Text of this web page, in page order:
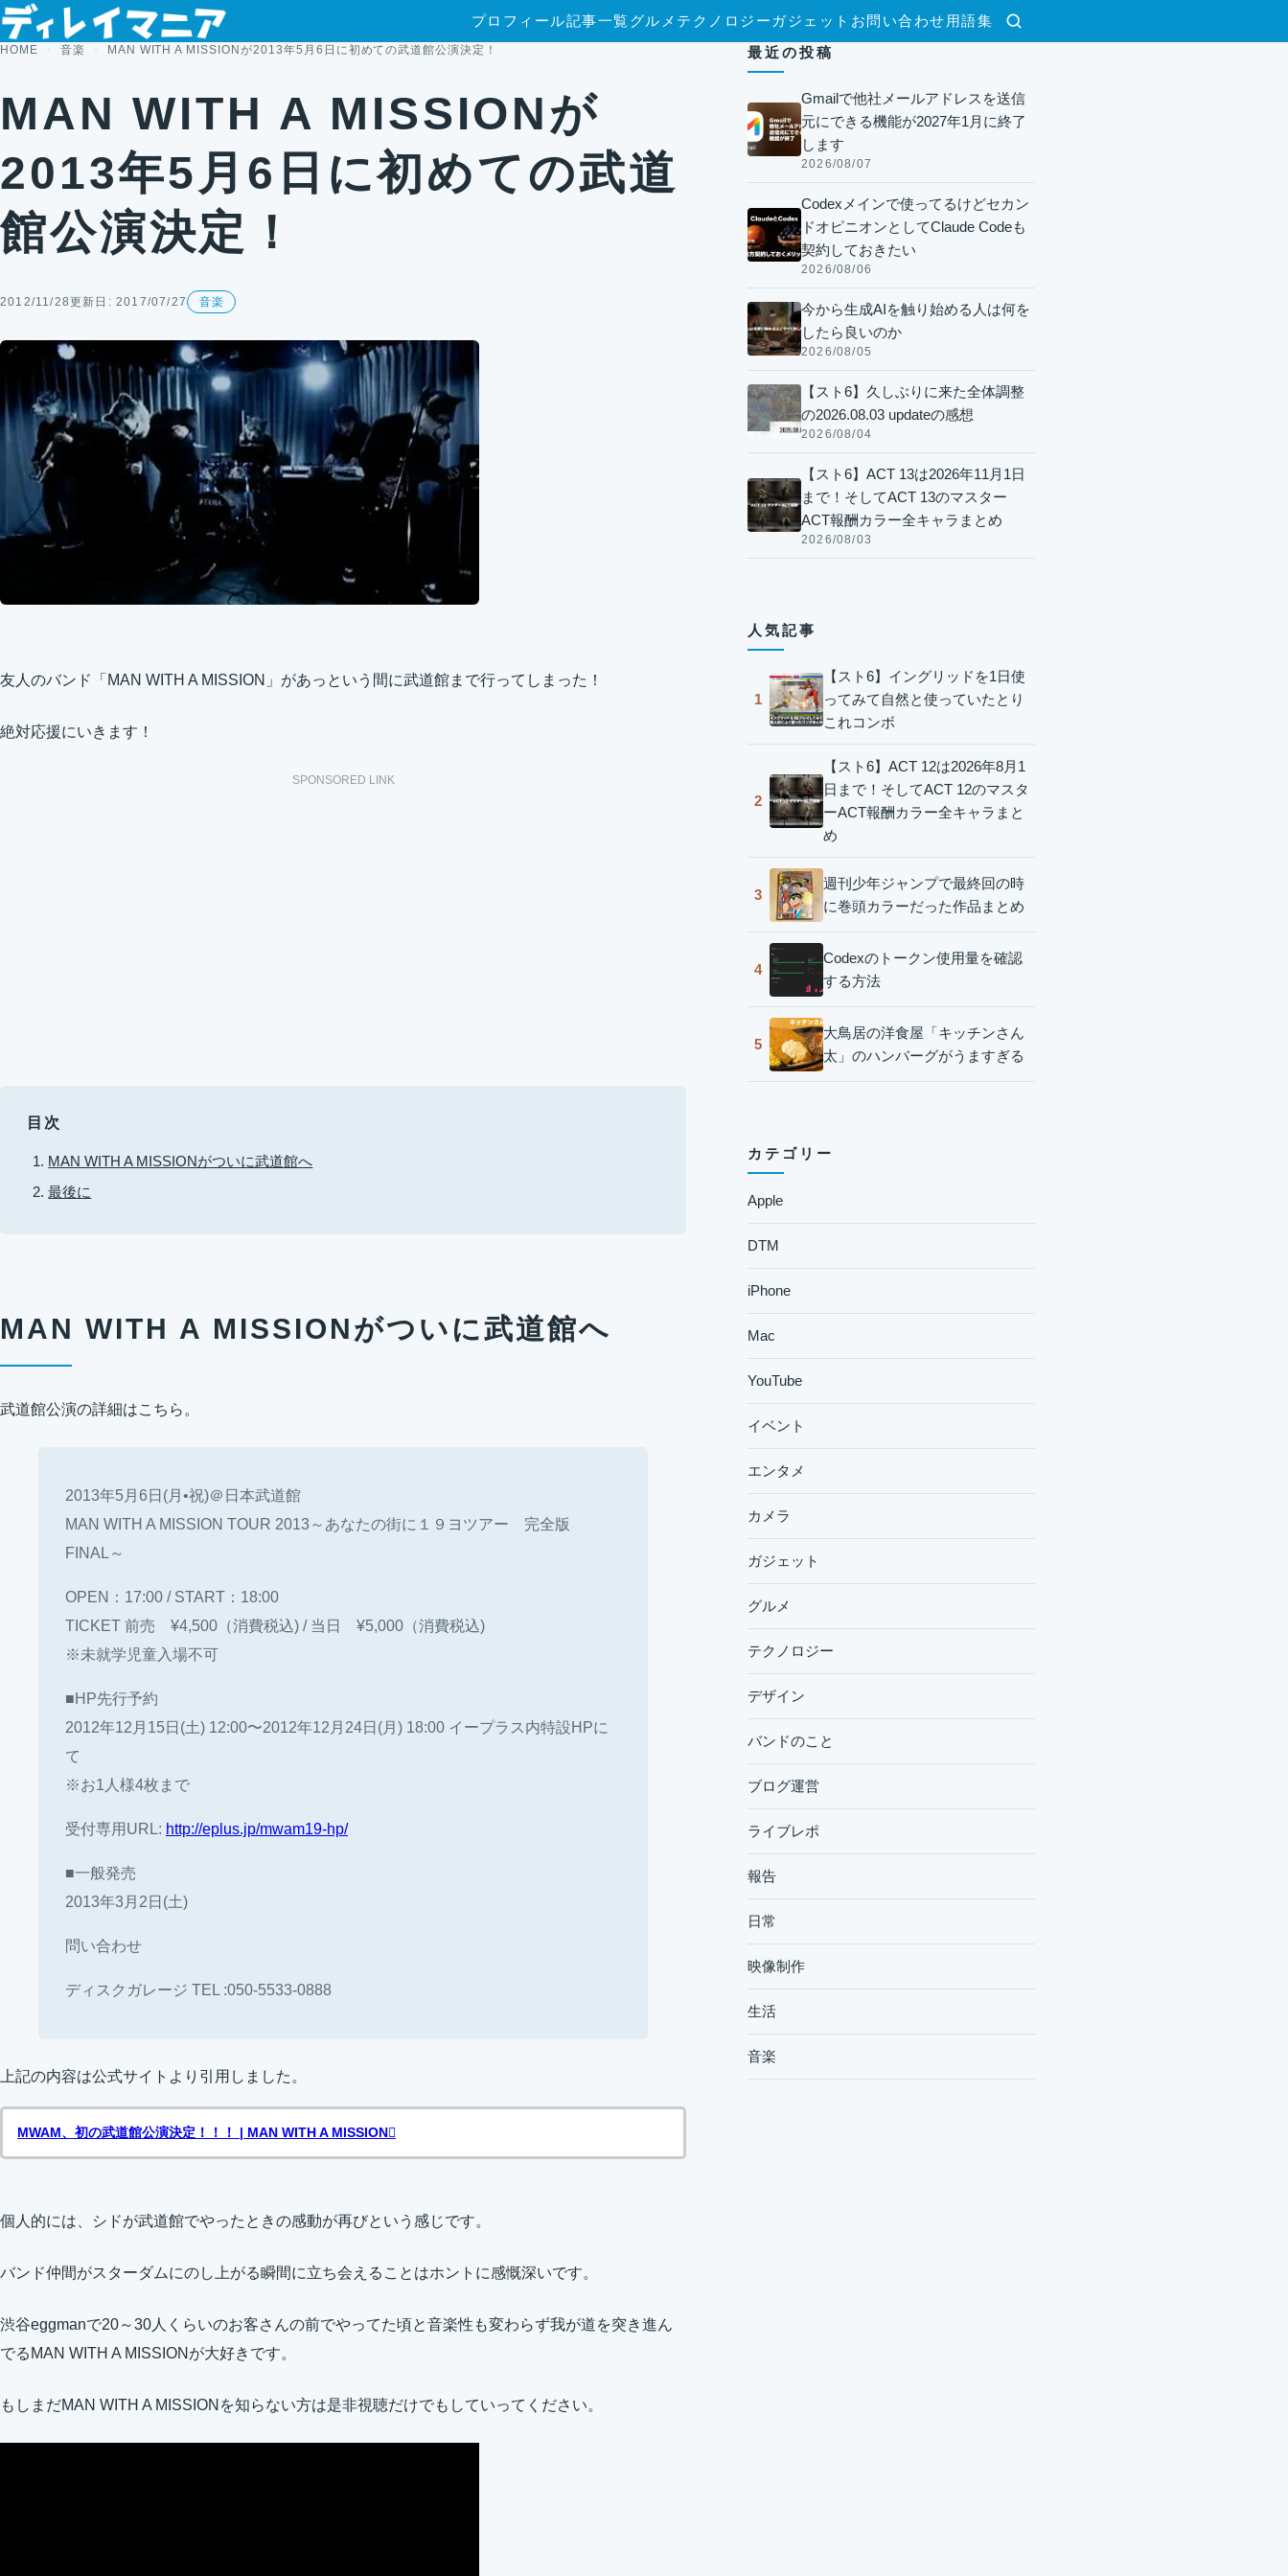
コンテンツへスキップ
検索
プロフィール記事一覧グルメ テクノロジー ガジェット お問い合わせ 用語集
HOME 音楽 MAN WITH A MISSIONが2013年5月6日に初めての武道館公演決定！
MAN WITH A MISSIONが
2013年5月6日に初めての武道
館公演決定！
2012/11/28更新日: 2017/07/27 音楽
友人のバンド「MAN WITH A MISSION」があっという間に武道館まで行ってしまった！
絶対応援にいきます！
SPONSORED LINK
目次
MAN WITH A MISSIONがついに武道館へ
最後に
MAN WITH A MISSIONがついに武道館へ
武道館公演の詳細はこちら。
2013年5月6日(月•祝)＠日本武道館
MAN WITH A MISSION TOUR 2013～あなたの街に１９ヨツアー 完全版
FINAL～
OPEN：17:00 / START：18:00
TICKET 前売 ¥4,500（消費税込) / 当日 ¥5,000（消費税込)
※未就学児童入場不可
■HP先行予約
2012年12月15日(土) 12:00〜2012年12月24日(月) 18:00 イープラス内特設HPに
て
※お1人様4枚まで
受付専用URL: http://eplus.jp/mwam19-hp/
■一般発売
2013年3月2日(土)
問い合わせ
ディスクガレージ TEL :050-5533-0888
上記の内容は公式サイトより引用しました。
MWAM、初の武道館公演決定！！！ | MAN WITH A MISSION
個人的には、シドが武道館でやったときの感動が再びという感じです。
バンド仲間がスターダムにのし上がる瞬間に立ち会えることはホントに感慨深いです。
渋谷eggmanで20～30人くらいのお客さんの前でやってた頃と音楽性も変わらず我が道を突き進ん
でるMAN WITH A MISSIONが大好きです。
もしまだMAN WITH A MISSIONを知らない方は是非視聴だけでもしていってください。
最近の投稿
Gmailで他社メールアドレスを送信
元にできる機能が2027年1月に終了
します
2026/08/07
Codexメインで使ってるけどセカン
ドオピニオンとしてClaude Codeも
契約しておきたい
2026/08/06
今から生成AIを触り始める人は何を
したら良いのか
2026/08/05
【スト6】久しぶりに来た全体調整
の2026.08.03 updateの感想
2026/08/04
【スト6】ACT 13は2026年11月1日
まで！そしてACT 13のマスター
ACT報酬カラー全キャラまとめ
2026/08/03
人気記事
1
【スト6】イングリッドを1日使
ってみて自然と使っていたとり
これコンボ
2
【スト6】ACT 12は2026年8月1
日まで！そしてACT 12のマスタ
ーACT報酬カラー全キャラまと
め
3
週刊少年ジャンプで最終回の時
に巻頭カラーだった作品まとめ
4
Codexのトークン使用量を確認
する方法
5
大鳥居の洋食屋「キッチンさん
太」のハンバーグがうますぎる
カテゴリー
Apple
DTM
iPhone
Mac
YouTube
イベント
エンタメ
カメラ
ガジェット
グルメ
テクノロジー
デザイン
バンドのこと
ブログ運営
ライブレポ
報告
日常
映像制作
生活
音楽